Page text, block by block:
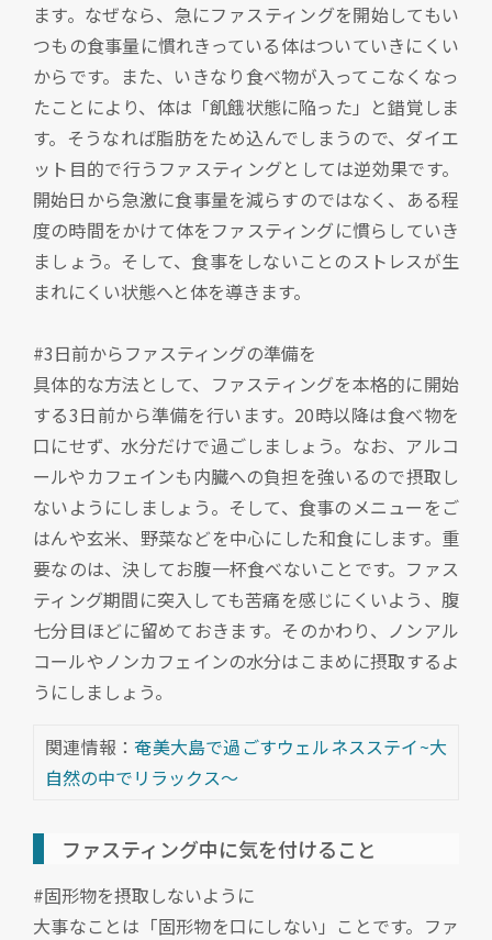
ます。なぜなら、急にファスティングを開始してもい
つもの食事量に慣れきっている体はついていきにくい
からです。また、いきなり食べ物が入ってこなくなっ
たことにより、体は「飢餓状態に陥った」と錯覚しま
す。そうなれば脂肪をため込んでしまうので、ダイエ
ット目的で行うファスティングとしては逆効果です。
開始日から急激に食事量を減らすのではなく、ある程
度の時間をかけて体をファスティングに慣らしていき
ましょう。そして、食事をしないことのストレスが生
まれにくい状態へと体を導きます。
#3日前からファスティングの準備を
具体的な方法として、ファスティングを本格的に開始
する3日前から準備を行います。20時以降は食べ物を
口にせず、水分だけで過ごしましょう。なお、アルコ
ールやカフェインも内臓への負担を強いるので摂取し
ないようにしましょう。そして、食事のメニューをご
はんや玄米、野菜などを中心にした和食にします。重
要なのは、決してお腹一杯食べないことです。ファス
ティング期間に突入しても苦痛を感じにくいよう、腹
七分目ほどに留めておきます。そのかわり、ノンアル
コールやノンカフェインの水分はこまめに摂取するよ
うにしましょう。
関連情報： 奄美大島で過ごすウェルネスステイ~大
自然の中でリラックス～
ファスティング中に気を付けること
#固形物を摂取しないように
大事なことは「固形物を口にしない」ことです。ファ